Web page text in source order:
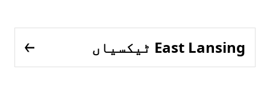
East Lansing ٹیکسیاں